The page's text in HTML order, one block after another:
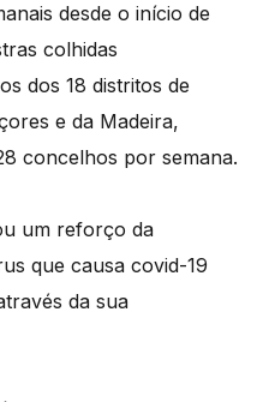
desde o início de
colhidas
dos 18 distritos de
e da Madeira,
concelhos por semana.
um reforço da
que causa covid-19
da sua